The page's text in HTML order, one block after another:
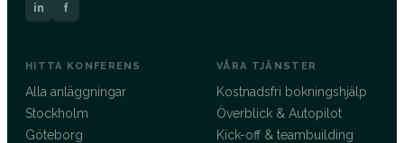
in f
HITTA KONFERENS
Alla anläggningar
Stockholm
Göteborg
VÅRA TJÄNSTER
Kostnadsfri bokningshjälp
Överblick & Autopilot
Kick-off & teambuilding